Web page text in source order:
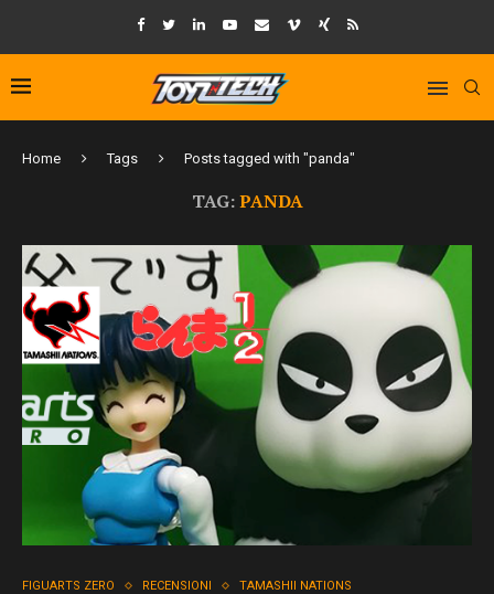
Home Tags Posts tagged with "panda"
TAG:PANDA
FIGUARTS ZERO RECENSIONI TAMASHII NATIONS